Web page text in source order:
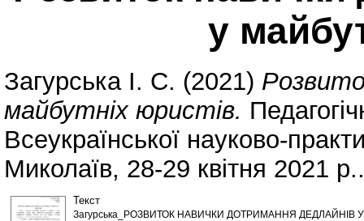
у
Загурська І. С. (2021)
майбутніх юристів.
Всеукраїнської науково-
Миколаїв, 28-29 квітня 2021
Текст
Загурська_РОЗВИТОК НАВИЧКИ ДОТРИМАННЯ ДЕДЛАЙНІВ